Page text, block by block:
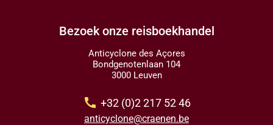
Bezoek onze reisboekhandel
Anticyclone des Açores
Bondgenotenlaan 104
3000 Leuven
call +32 (0)2 217 52 46
anticyclone@craenen.be